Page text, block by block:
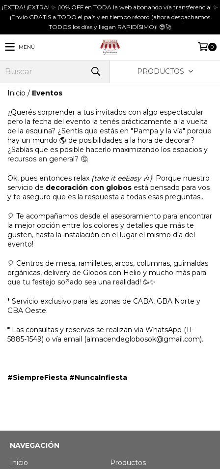
¡EXTRA! ¡EXTRA! ✨ ¡10% OFF en TODA la web abonando vía transferencia! ✨
¡Envío GRATIS a TODO el país y en tiempo récord (ahora despachamos
TODOS los días y llegan RAPIDÍSIMO)! 😎🚀
MENÚ 0
PRODUCTOS
Inicio / Eventos
¿Querés sorprender a tus invitados con algo espectacular
pero la fecha del evento la tenés prácticamente a la vuelta
de la esquina? ¿Sentís que estás en "Pampa y la vía" porque
hay un mundo 🌎 de posibilidades a la hora de decorar?
¿Sabías que es posible hacerlo maximizando los espacios y
recursos en general? 🤔
Ok, pues entonces relax (take it eeEasy🎶)! Porque nuestro
servicio de decoración con globos está pensado para vos
y te aseguro que es la respuesta a todas esas preguntas...
🎈 Te acompañamos desde el asesoramiento para encontrar
la mejor opción entre los colores y detalles que más te
gusten, hasta la instalación en el lugar el mismo día del
evento!
🎈 Centros de mesa, ramilletes, arcos, columnas, guirnaldas
orgánicas, delivery de Globos con Helio y mucho más para
que tu festejo soñado sea una realidad! 🥳✨
* Servicio exclusivo para las zonas de CABA, GBA Norte y
GBA Oeste.
* Las consultas y reservas se realizan vía WhatsApp (11-
5885-1549) o vía email (almacendeglobosok@gmail.com).
#SiempreFiesta #NuncaInfiesta
NAVEGACIÓN
Inicio
Productos